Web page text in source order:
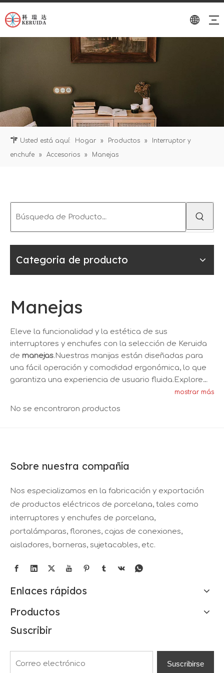
Usted está aquí: Hogar » Productos »
Interruptor y
enchufe
» Accesorios » Manejas
Categoria de producto
Manejas
Eleve la funcionalidad y la estética de sus
interruptores y enchufes con la selección de Keruida
de manejas.Nuestras manijas están diseñadas para
una fácil operación y comodidad ergonómica, lo que
garantiza una experiencia de usuario fluida.Explore
combinación perfecta para sus interruptores y
mostrar más
No se encontraron productos
Sobre nuestra compañía
Nos especializamos en la fabricación y exportación
de productos eléctricos de porcelana, tales como
interruptores y enchufes de porcelana,
portalámparas, florones, cajas de conexiones,
aisladores, borneras, sujetacables, etc.
Enlaces rápidos
Productos
Suscribir
Suscribirse